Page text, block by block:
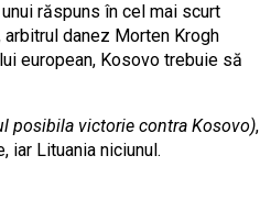
răspuns în cel mai scurt
danez Morten Krogh
european, Kosovo trebuie să
posibila victorie contra Kosovo),
iar Lituania niciunul.